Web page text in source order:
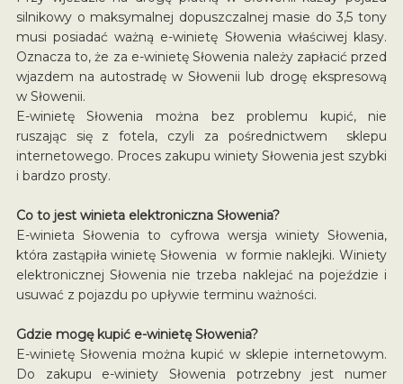
silnikowy o maksymalnej dopuszczalnej masie do 3,5 tony
musi posiadać ważną e-winietę Słowenia właściwej klasy.
Oznacza to, że za e-winietę Słowenia należy zapłacić przed
wjazdem na autostradę w Słowenii lub drogę ekspresową
w Słowenii.
E-winietę Słowenia można bez problemu kupić, nie
ruszając się z fotela, czyli za pośrednictwem sklepu
internetowego. Proces zakupu winiety Słowenia jest szybki
i bardzo prosty.
Co to jest winieta elektroniczna Słowenia?
E-winieta Słowenia to cyfrowa wersja winiety Słowenia,
która zastąpiła winietę Słowenia w formie naklejki. Winiety
elektronicznej Słowenia nie trzeba naklejać na pojeździe i
usuwać z pojazdu po upływie terminu ważności.
Gdzie mogę kupić e-winietę Słowenia?
E-winietę Słowenia można kupić w sklepie internetowym.
Do zakupu e-winiety Słowenia potrzebny jest numer